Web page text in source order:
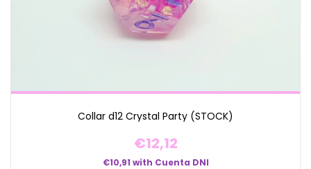
Collar d12 Crystal Party (STOCK)
€12,12
€10,91 with Cuenta DNI